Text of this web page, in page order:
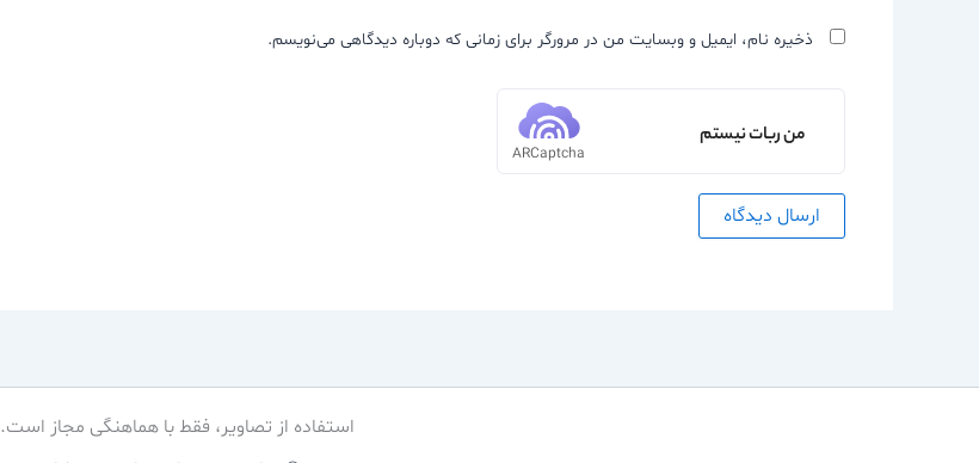
ذخیره نام، ایمیل و وبسایت من در مرورگر برای زمانی که دوباره دیدگاهی می‌نویسم.
من ربات نیستم
ARCaptcha
استفاده از تصاویر، فقط با هماهنگی مجاز است.